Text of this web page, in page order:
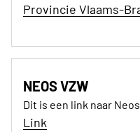
Provincie Vlaams-
NEOS VZW
Dit is een link naar
Link